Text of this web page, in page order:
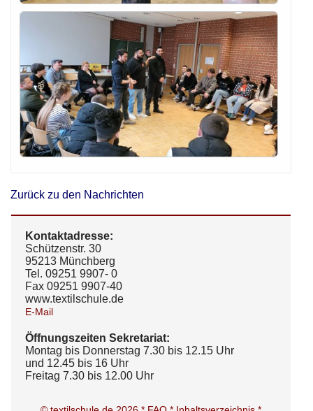
Zurück zu den Nachrichten
Kontaktadresse:
Schützenstr. 30
95213 Münchberg
Tel. 09251 9907- 0
Fax 09251 9907-40
www.textilschule.de
E-Mail
Öffnungszeiten Sekretariat:
Montag bis Donnerstag 7.30 bis 12.15 Uhr
und 12.45 bis 16 Uhr
Freitag 7.30 bis 12.00 Uhr